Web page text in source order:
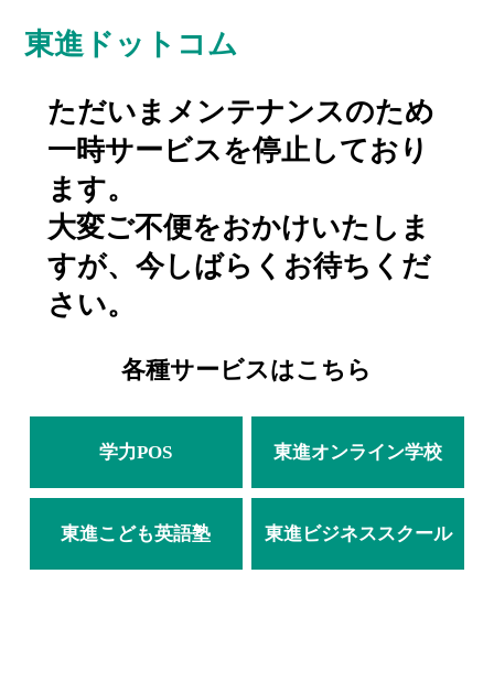
東進ドットコム
ただいまメンテナンスのため
一時サービスを停止しており
ます。
大変ご不便をおかけいたしま
すが、今しばらくお待ちくだ
さい。
各種サービスはこちら
学力POS 東進オンライン学校
東進こども英語塾 東進ビジネススクール